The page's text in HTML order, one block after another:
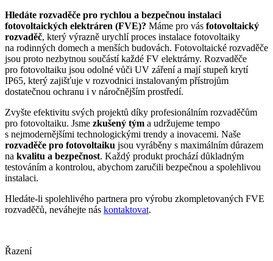
Hledáte rozvaděče pro rychlou a bezpečnou instalaci
fotovoltaických elektráren (FVE)? Máme pro vás fotovoltaický
rozvaděč, který výrazně urychlí proces instalace fotovoltaiky
na rodinných domech a menších budovách. Fotovoltaické rozvaděče
jsou proto nezbytnou součástí každé FV elektrárny. Rozvaděče
pro fotovoltaiku jsou odolné vůči UV záření a mají stupeň krytí
IP65, který zajišťuje v rozvodnici instalovaným přístrojům
dostatečnou ochranu i v náročnějším prostředí.
Zvyšte efektivitu svých projektů díky profesionálním rozvaděčům
pro fotovoltaiku. Jsme zkušený tým a udržujeme tempo
s nejmodernějšími technologickými trendy a inovacemi. Naše
rozvaděče pro fotovoltaiku jsou vyráběny s maximálním důrazem
na kvalitu a bezpečnost. Každý produkt prochází důkladným
testováním a kontrolou, abychom zaručili bezpečnou a spolehlivou
instalaci.
Hledáte-li spolehlivého partnera pro výrobu zkompletovaných FVE
rozvaděčů, neváhejte nás kontaktovat.
Řazení